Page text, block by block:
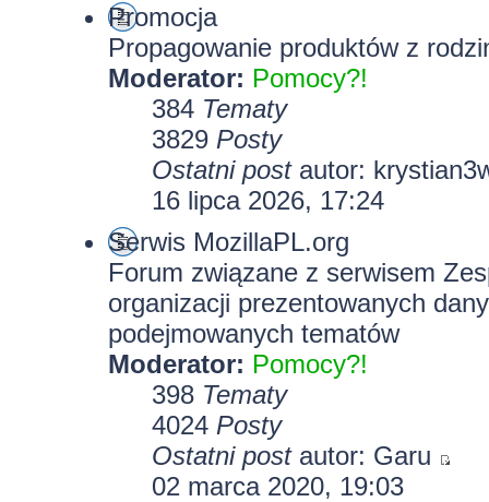
Promocja
Propagowanie produktów z
Moderator: Pomocy?!
384 Tematy
3829 Posty
Ostatni postautor:
16 lipca 2026, 17:24
Serwis MozillaPL.org
Forum związane z serwisem
organizacji prezentowanych
podejmowanych tematów
Moderator: Pomocy?!
398 Tematy
4024 Posty
Ostatni postautor: Garu
02 marca 2020, 19:03